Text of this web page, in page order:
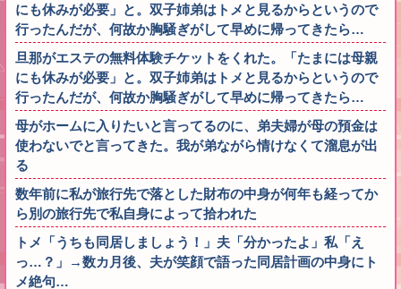
にも休みが必要」と。双子姉弟はトメと見るからというので
行ったんだが、何故か胸騒ぎがして早めに帰ってきたら…
旦那がエステの無料体験チケットをくれた。「たまには母親
にも休みが必要」と。双子姉弟はトメと見るからというので
行ったんだが、何故か胸騒ぎがして早めに帰ってきたら…
母がホームに入りたいと言ってるのに、弟夫婦が母の預金は
使わないでと言ってきた。我が弟ながら情けなくて溜息が出
る
数年前に私が旅行先で落とした財布の中身が何年も経ってか
ら別の旅行先で私自身によって拾われた
トメ「うちも同居しましょう！」夫「分かったよ」私「え
っ…？」→数カ月後、夫が笑顔で語った同居計画の中身にト
メ絶句…